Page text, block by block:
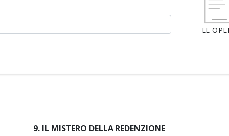
LE
9. IL MISTERO DELLA REDENZIONE